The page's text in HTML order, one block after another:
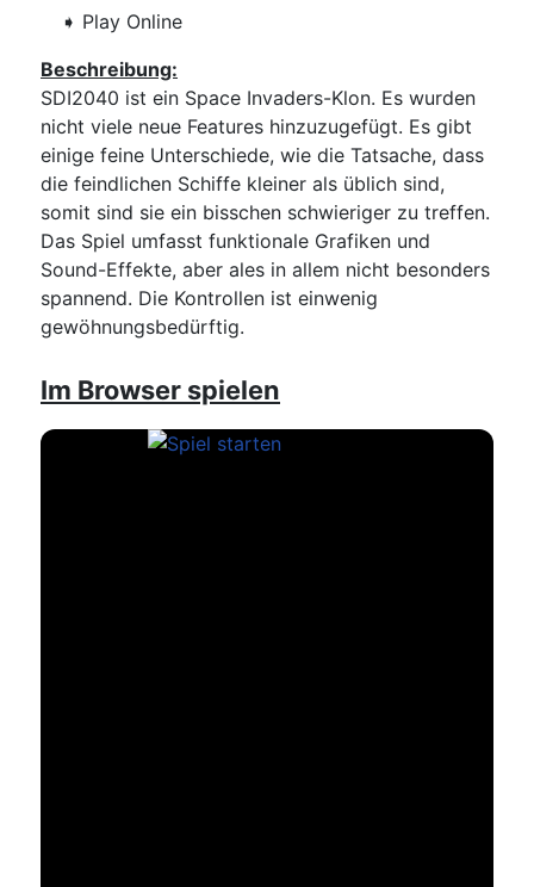
➧ Play Online
Beschreibung:
SDI2040 ist ein Space Invaders-Klon. Es wurden
nicht viele neue Features hinzuzugefügt. Es gibt
einige feine Unterschiede, wie die Tatsache, dass
die feindlichen Schiffe kleiner als üblich sind,
somit sind sie ein bisschen schwieriger zu treffen.
Das Spiel umfasst funktionale Grafiken und
Sound-Effekte, aber ales in allem nicht besonders
spannend. Die Kontrollen ist einwenig
gewöhnungsbedürftig.
Im Browser spielen